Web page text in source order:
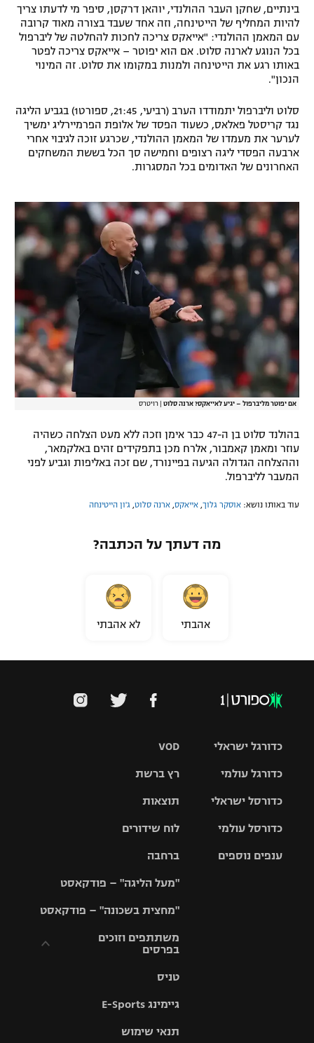
מדיניות פרטיות
תקנון פעילות ספורט 1
רשיון להקרנה פומבית לבית עסק
הצטרפות לחבילת הערוצים
תגיות
המגזין
אומנויות לחימה
גיימינג E-Sports
בינתיים, שחקן העבר ההולנדי, יוהאן דרקסן, סיפר מי לדעתו צריך
להיות המחליף של הייטינחה, וזה אחד שעבד בצורה מאוד קרובה
עם המאמן ההולנדי: "אייאקס צריכה לחכות להחלטה של ליברפול
בכל הנוגע לארנה סלוט. אם הוא יפוטר – אייאקס צריכה לפטר
באותו רגע את הייטינחה ולמנות במקומו את סלוט. זה המינוי
הנכון".
סלוט וליברפול יתמודדו הערב (רביעי, 21:45, ספורט1) בגביע הליגה
נגד קריסטל פאלאס, כשעוד הפסד של אלופת הפרמיירליג ימשיך
לערער את מעמדו של המאמן ההולנדי, שכרגע זוכה לגיבוי אחרי
ארבעה הפסדי ליגה רצופים וחמישה סך הכל בששת המשחקים
האחרונים של האדומים בכל המסגרות.
אם יפוטר מליברפול – יגיע לאייאקס? ארנה סלוט רויטרס
בהולנד סלוט בן ה-47 כבר אימן וזכה ללא מעט הצלחה כשהיה
עוזר ומאמן קאמבור, אלרח מכן בתפקידים זהים באלקמאר,
וההצלחה הגדולה הגיעה בפיינורד, שם זכה באליפות וגביע לפני
המעבר לליברפול.
עוד באותו נושא: אוסקר גלוך אייאקס ארנה סלוט ג'ון הייטינחה
מה דעתך על הכתבה?
אהבתי לא אהבתי
VOD
רץ ברשת
תוצאות
לוח שידורים
ברחבה
"מעל הליגה" – פודקאסט
"מחצית בשכונה" – פודקאסט
משתתפים וזוכים
בפרסים
וזוכים בפרסים
תקנון עבור פעילות
טניס
גיימינג E-Sports
תנאי שימוש
כדורגל ישראלי
גביע הטוטו
כדורגל עולמי
האלופות
ליגה
כדורסל ישראלי
סל
כדורסל עולמי
ענפים נוספים